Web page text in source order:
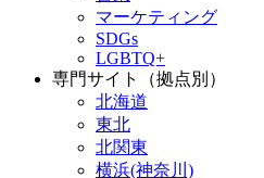
マーケティング
SDGs
LGBTQ+
専門サイト（拠点別）
北海道
東北
北関東
横浜(神奈川)